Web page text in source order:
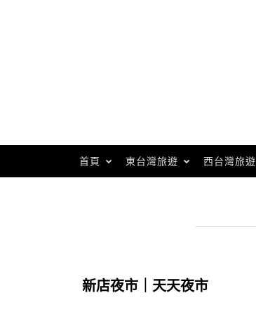
首頁 東台灣旅遊 西台灣旅遊
新店夜市｜天天夜市